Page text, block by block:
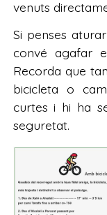
venuts
Si penses
convé agafar
Recorda que
bicicleta o
curtes i hi ha
seguretat.